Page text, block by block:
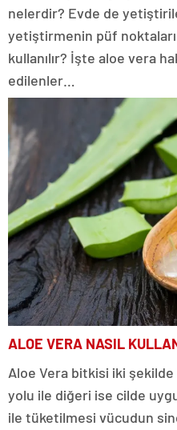
nelerdir? Evde de
yetiştirmenin püf
kullanılır? İşte aloe vera
edilenler…
ALOE VERA NASIL
Aloe Vera bitkisi iki şekilde
yolu ile diğeri ise cilde
ile tüketilmesi vücudun